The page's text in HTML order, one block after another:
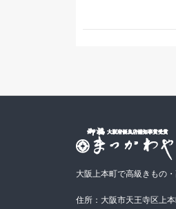
大阪上本町で高級きもの
住所：大阪市天王寺区上